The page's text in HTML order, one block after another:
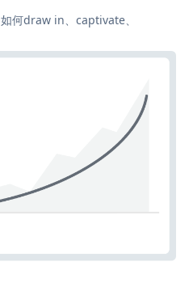
何draw in、captivate、